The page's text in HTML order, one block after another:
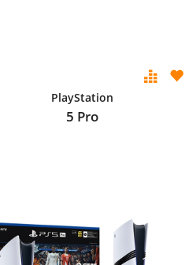
PlayStation
5 Pro